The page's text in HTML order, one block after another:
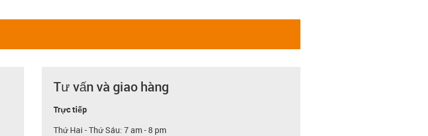
Tư vấn và giao hàng
Trực tiếp
Thứ Hai - Thứ Sáu: 7 am - 8 pm